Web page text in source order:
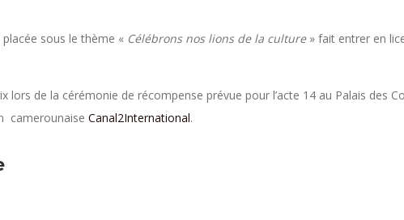
placée sous le thème « Célébrons nos lions de la culture» fait entrer en
de la cérémonie de récompense prévue pour l’acte 14 au Palais des
camerounaise Canal2International.